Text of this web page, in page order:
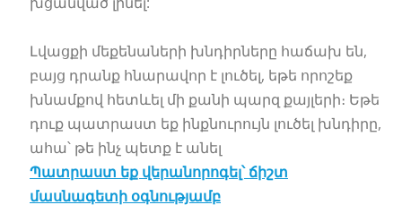
Լվացքի մեքենաների խնդիրները հաճախ են,
բայց դրանք հնարավոր է լուծել, եթե որոշեք
խնամքով հետևել մի քանի պարզ քայլերի։ Եթե
դուք պատրաստ եք ինքնուրույն լուծել խնդիրը,
ահա՝ թե ինչ պետք է անել
Պատրաստ եք վերանորոգել՝ ճիշտ
մասնագետի օգնությամբ